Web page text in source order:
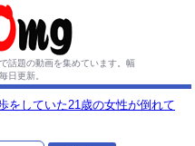
話題の動画を集めています。 幅
日更新。
をしていた21歳の女性が倒れて